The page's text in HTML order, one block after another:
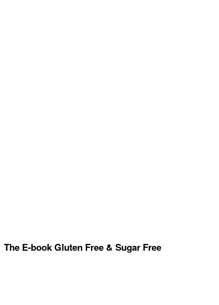
The E-book Gluten Free & Sugar Free